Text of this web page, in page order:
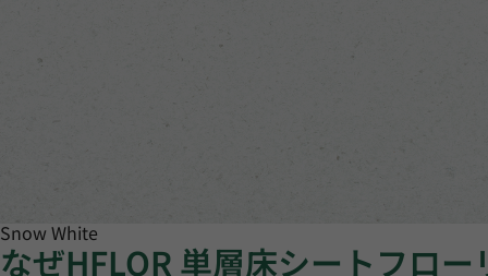
Snow White
なぜHFLOR 単層床シートフロ